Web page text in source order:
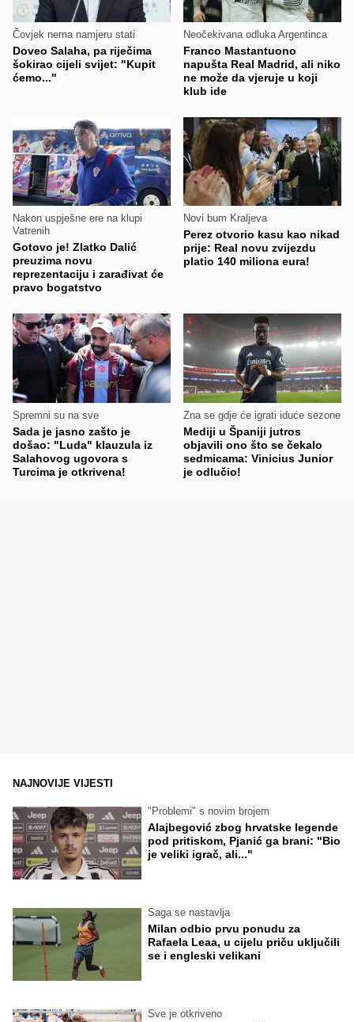
Čovjek nema namjeru stati
Doveo Salaha, pa riječima
šokirao cijeli svijet: "Kupit
ćemo..."
Neočekivana odluka Argentinca
Franco Mastantuono
napušta Real Madrid, ali niko
ne može da vjeruje u koji
klub ide
Nakon uspješne ere na klupi
Vatrenih
Gotovo je! Zlatko Dalić
preuzima novu
reprezentaciju i zarađivat će
pravo bogatstvo
Novi bum Kraljeva
Perez otvorio kasu kao nikad
prije: Real novu zvijezdu
platio 140 miliona eura!
Spremni su na sve
Sada je jasno zašto je
došao: "Luda" klauzula iz
Salahovog ugovora s
Turcima je otkrivena!
Zna se gdje će igrati iduće sezone
Mediji u Španiji jutros
objavili ono što se čekalo
sedmicama: Vinicius Junior
je odlučio!
NAJNOVIJE VIJESTI
"Problemi" s novim brojem
Alajbegović zbog hrvatske legende
pod pritiskom, Pjanić ga brani: "Bio
je veliki igrač, ali..."
Saga se nastavlja
Milan odbio prvu ponudu za
Rafaela Leaa, u cijelu priču uključili
se i engleski velikani
Sve je otkriveno